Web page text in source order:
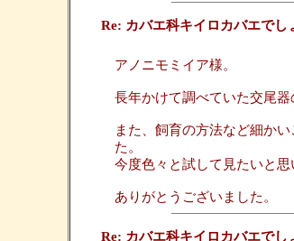
Re: カバエ科キイロカバエでし
アノニモミイア様。
長年かけて調べていた交尾器
また、飼育の方法など細か
た。
今度色々と試して見たいと思
ありがとうございました。
Re: カバエ科キイロカバエでし